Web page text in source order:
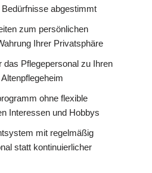
abgestimmt
zum persönlichen
Ihrer Privatsphäre
das Pflegepersonal zu Ihren
ohne flexible
Interessen und Hobbys
mit regelmäßig
statt kontinuierlicher